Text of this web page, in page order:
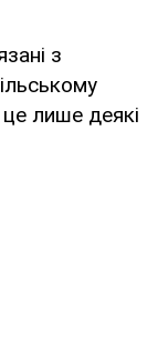
з
це лише деякі